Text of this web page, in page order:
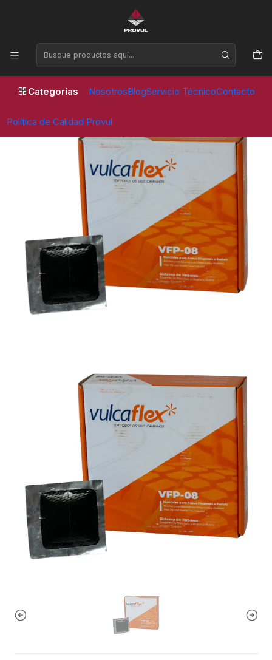
Categorías NosotrosBlogServicio TécnicoContacto
Política de Calidad Provul
Horario de atención Lunes a Viernes de 09:00 a 17:30 horas
Inicio Parches
PARCHE VULCAFLEX VFP 08 (100 UNID) - VULCAFLEX